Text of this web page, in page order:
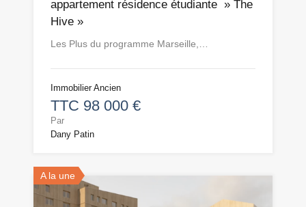
appartement résidence étudiante » The
Hive »
Les Plus du programme Marseille,…
Immobilier Ancien
TTC 98 000 €
Par
Dany Patin
A la une